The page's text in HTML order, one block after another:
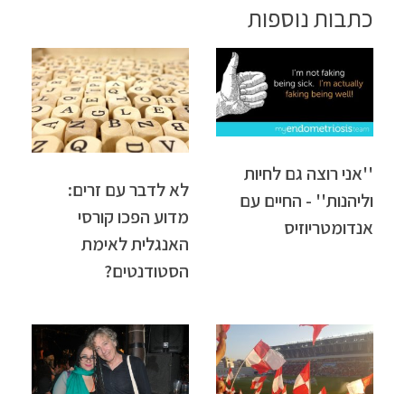
כתבות נוספות
''אני רוצה גם לחיות
וליהנות'' - החיים עם
אנדומטריוזיס
לא לדבר עם זרים:
מדוע הפכו קורסי
האנגלית לאימת
הסטודנטים?